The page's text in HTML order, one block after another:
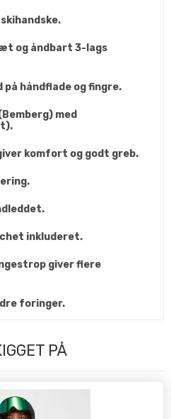
og åndbart 3-lags
håndflade og fingre.
med
komfort og godt greb.
inkluderet.
giver flere
foringer.
PÅ